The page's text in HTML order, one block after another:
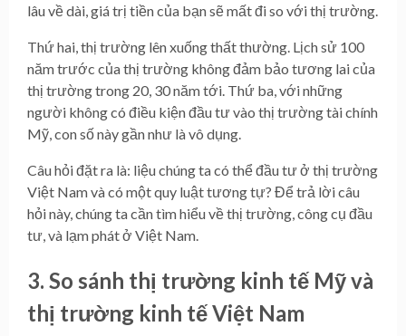
lâu về dài, giá trị tiền của bạn sẽ mất đi so với thị trường.
Thứ hai, thị trường lên xuống thất thường. Lịch sử 100
năm trước của thị trường không đảm bảo tương lai của
thị trường trong 20, 30 năm tới. Thứ ba, với những
người không có điều kiện đầu tư vào thị trường tài chính
Mỹ, con số này gần như là vô dụng.
Câu hỏi đặt ra là: liệu chúng ta có thể đầu tư ở thị trường
Việt Nam và có một quy luật tương tự? Để trả lời câu
hỏi này, chúng ta cần tìm hiểu về thị trường, công cụ đầu
tư, và lạm phát ở Việt Nam.
3. So sánh thị trường kinh tế Mỹ và
thị trường kinh tế Việt Nam